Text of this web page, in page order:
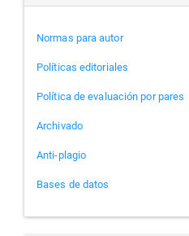
Normas para autor
Políticas editoriales
Política de evaluación por pares
Archivado
Anti-plagio
Bases de datos